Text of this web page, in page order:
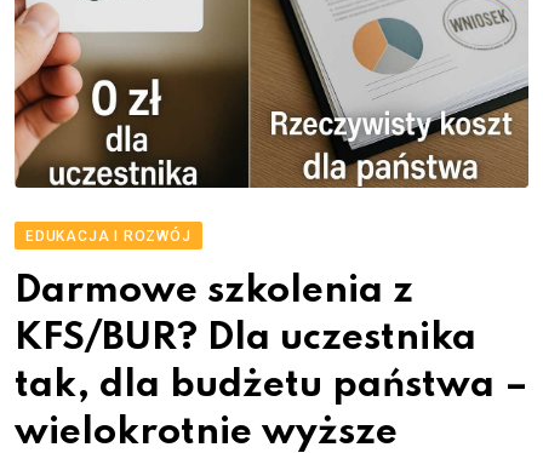
EDUKACJA I ROZWÓJ
Darmowe szkolenia z
KFS/BUR? Dla uczestnika
tak, dla budżetu państwa –
wielokrotnie wyższe